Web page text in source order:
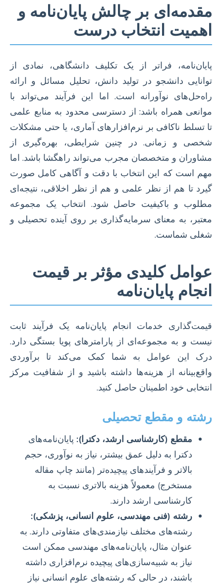
مقدمه‌ای بر چالش پایان‌نامه و
اهمیت انتخاب درست
پایان‌نامه، فراتر از یک تکلیف دانشگاهی، نمادی از
توانایی دانشجو در تولید دانش، تحلیل مسائل و ارائه
راه‌حل‌های نوآورانه است. اما این فرآیند می‌تواند با
موانعی همراه باشد: از دسترسی محدود به منابع علمی
تا تسلط ناکافی بر نرم‌افزارهای آماری، یا حتی مشکلات
شخصی و زمانی. در چنین شرایطی، بهره‌گیری از
مشاوران و متخصصان مجرب می‌تواند راهگشا باشد. اما
مهم است که این انتخاب با دقت و آگاهی کامل صورت
گیرد تا هم از نظر علمی و هم از نظر اخلاقی، نتیجه‌ای
مطلوب و باکیفیت حاصل شود. انتخاب یک مجموعه
معتبر، به معنای سرمایه‌گذاری بر روی آینده تحصیلی و
شغلی شماست.
عوامل کلیدی مؤثر بر قیمت
انجام پایان‌نامه
قیمت‌گذاری خدمات انجام پایان‌نامه یک فرآیند ثابت
نیست و به مجموعه‌ای از پارامترهای پویا بستگی دارد.
درک این عوامل به شما کمک می‌کند تا برآوردی
واقع‌بینانه از هزینه‌ها داشته باشید و از شفافیت مرکز
انتخابی خود اطمینان حاصل کنید.
رشته و مقطع تحصیلی
مقطع (کارشناسی ارشد، دکترا): پایان‌نامه‌های
دکترا به دلیل عمق بیشتر، نیاز به نوآوری، حجم
بالاتر و فرآیندهای پیچیده‌تر (مانند چاپ مقاله
مستخرج) معمولاً هزینه بالاتری نسبت به
کارشناسی ارشد دارند.
رشته (فنی مهندسی، علوم انسانی، پزشکی):
رشته‌های مختلف نیازمندی‌های متفاوتی دارند. به
عنوان مثال، پایان‌نامه‌های مهندسی ممکن است
نیاز به شبیه‌سازی‌های پیچیده نرم‌افزاری داشته
باشند، در حالی که رشته‌های علوم انسانی نیاز